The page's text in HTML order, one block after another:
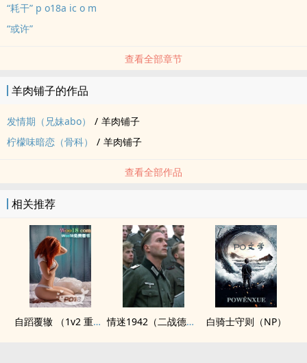
“耗干” p o18a ic o m
“或许”
查看全部章节
羊肉铺子的作品
发情期（兄妹abo） / 羊肉铺子
柠檬味暗恋（骨科）
/ 羊肉铺子
查看全部作品
相关推荐
自蹈覆辙 （1v2 重生） 情迷1942（二战德国） 白骑士守则（NP）